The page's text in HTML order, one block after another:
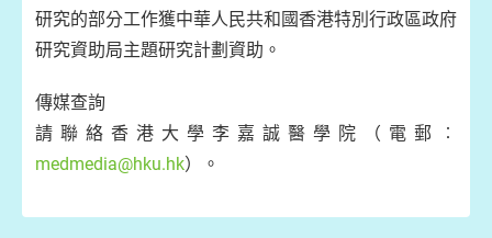
研究的部分工作獲中華人民共和國香港特別行政區政府
研究資助局主題研究計劃資助。
傳媒查詢
請聯絡香港大學李嘉誠醫學院（電郵︰
medmedia@hku.hk）。